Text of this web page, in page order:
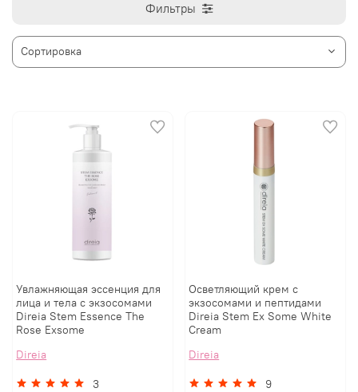
Фильтры
Увлажняющая эссенция для
лица и тела с экзосомами
Direia Stem Essence The
Rose Exsome
Direia
3
Осветляющий крем с
экзосомами и пептидами
Direia Stem Ex Some White
Cream
Direia
9